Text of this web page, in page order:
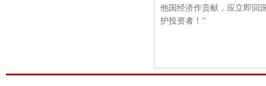
他国经济作贡献，应立即回
护投资者！”